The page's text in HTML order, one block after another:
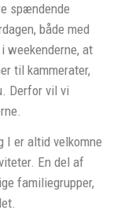
spændende
både med
weekenderne, at
til kammerater,
Derfor vil vi
I er altid velkomne
En del af
familiegrupper,